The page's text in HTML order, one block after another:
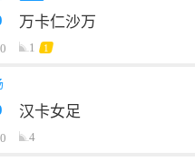
万卡仁沙万
1 1
汉卡女足
4